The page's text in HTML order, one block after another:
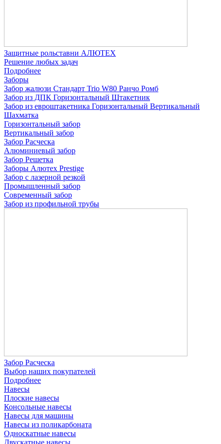
Защитные рольставни АЛЮТЕХ
Решение любых задач
Подробнее
Заборы
Забор жалюзи Стандарт Trio W80 Ранчо Ромб
Забор из ДПК Горизонтальный Штакетник
Забор из евроштакетника Горизонтальный Вертикальный
Шахматка
Горизонтальный забор
Вертикальный забор
Забор Расческа
Алюминиевый забор
Забор Решетка
Заборы Алютех Prestige
Забор с лазерной резкой
Промышленный забор
Современный забор
Забор из профильной трубы
Забор Расческа
Выбор наших покупателей
Подробнее
Навесы
Плоские навесы
Консольные навесы
Навесы для машины
Навесы из поликарбоната
Односкатные навесы
Двускатные навесы